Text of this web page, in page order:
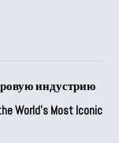
индустрию
World’s Most Iconic